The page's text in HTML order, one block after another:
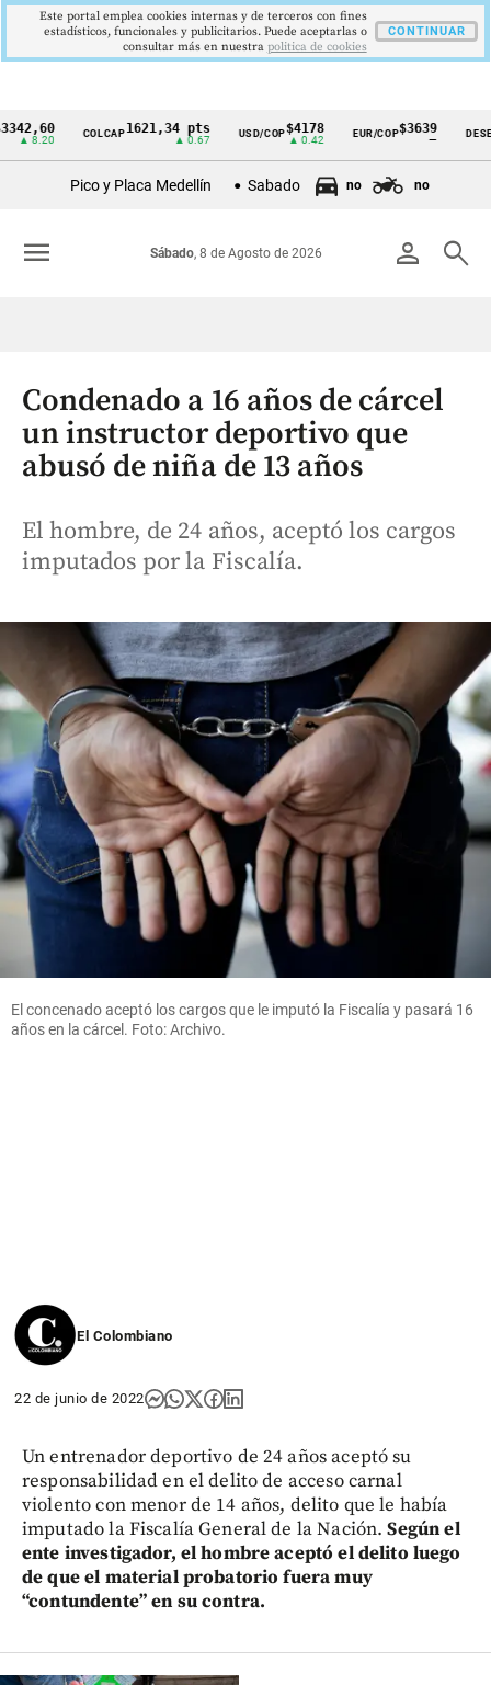
Cintillo
Colombia
COLCAP1621,34 pts USD/COP$4178
▲ 0.42
EUR/COP$3639
—
DESEMPLEO
Pico y Placa Medellín Sabado no no
person search
Sábado, 8 de Agosto de 2026
menu
Condenado a 16 años de cárcel
un instructor deportivo que
abusó de niña de 13 años
El hombre, de 24 años, aceptó los cargos
imputados por la Fiscalía.
El concenado aceptó los cargos que le imputó la Fiscalía y pasará 16
años en la cárcel. Foto: Archivo.
El Colombiano
22 de junio de 2022
Un entrenador deportivo de 24 años aceptó su
responsabilidad en el delito de acceso carnal
violento con menor de 14 años, delito que le había
imputado la Fiscalía General de la Nación.Según el
ente investigador, el hombre aceptó el delito luego
de que el material probatorio fuera muy
“contundente” en su contra.
Este portal emplea cookies internas y de terceros con fines
estadísticos, funcionales y publicitarios. Puede aceptarlas o
consultar más en nuestra politica de cookies
CONTINUAR